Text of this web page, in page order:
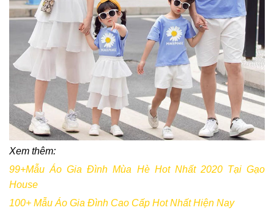
Xem thêm:
99+Mẫu Áo Gia Đình Mùa Hè Hot Nhất 2020 Tại Gạo
House
100+ Mẫu Áo Gia Đình Cao Cấp Hot Nhất Hiện Nay